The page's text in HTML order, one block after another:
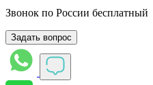
Звонок по России бесплатный
Задать вопрос